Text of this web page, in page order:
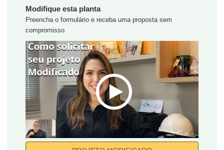
Modifique esta planta
Preencha o formulário e receba uma proposta sem
compromisso